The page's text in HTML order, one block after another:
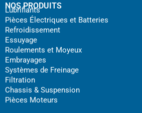
NOS PRODUITS
Lubrifiants
Pièces Électriques et Batteries
Refroidissement
Essuyage
Roulements et Moyeux
Embrayages
Systèmes de Freinage
Filtration
Chassis & Suspension
Pièces Moteurs